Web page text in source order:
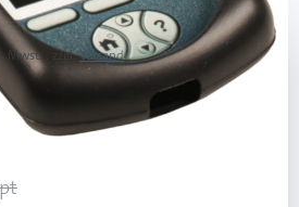
Mwst. zzgl.Versand